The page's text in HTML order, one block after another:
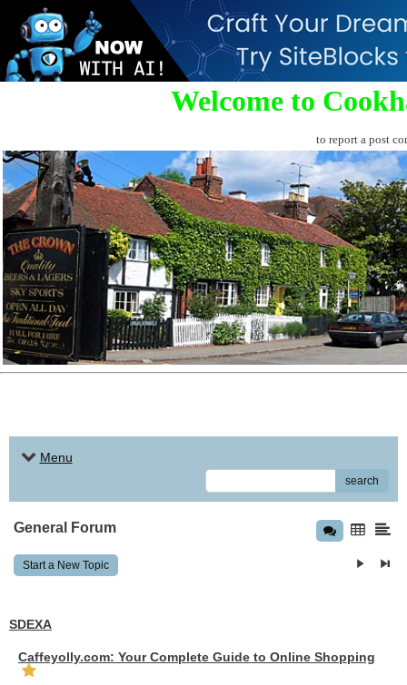
Welcome to
to report a post
Menu
search
General Forum
Start a New Topic
SDEXA
Caffeyolly.com: Your Complete Guide to Online Shopping